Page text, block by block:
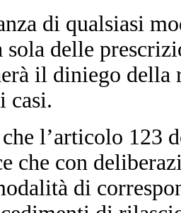
di qualsiasi
sola delle
il diniego della
casi.
l’articolo 123
che con
di